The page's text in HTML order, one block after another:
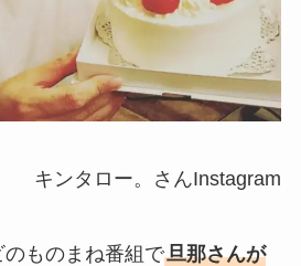
キンタロー。さんInstagram
ものまね番組で旦那さんが